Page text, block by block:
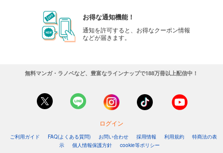
お得な通知機能！
通知を許可すると、お得なクーポン情報
などが届きます。
無料マンガ・ラノベなど、豊富なラインナップで188万冊以上配信中！
ログイン
ご利用ガイド FAQ(よくある質問) お問い合わせ 採用情報 利用規約
特商法の表
示
個人情報保護方針 cookie等ポリシー